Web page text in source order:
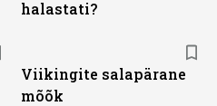
halastati?
Viikingite salapärane
mõõk